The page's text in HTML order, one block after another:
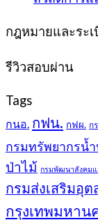
กฎหมายและระ
รีวิวสอบผ่าน
Tags
กนอ. กฟน. กฟผ. ก
กรมทรัพยากรน้
ป่าไม้ กรมพัฒนาสังคม
กรมส่งเสริมอุ
กรุงเทพมหาน